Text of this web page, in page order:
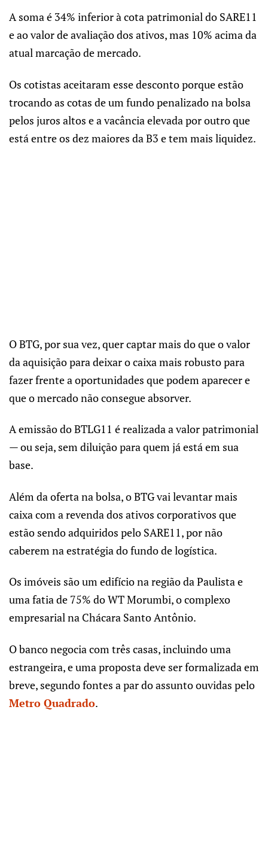
A soma é 34% inferior à cota patrimonial do SARE11
e ao valor de avaliação dos ativos, mas 10% acima da
atual marcação de mercado.
Os cotistas aceitaram esse desconto porque estão
trocando as cotas de um fundo penalizado na bolsa
pelos juros altos e a vacância elevada por outro que
está entre os dez maiores da B3 e tem mais liquidez.
O BTG, por sua vez, quer captar mais do que o valor
da aquisição para deixar o caixa mais robusto para
fazer frente a oportunidades que podem aparecer e
que o mercado não consegue absorver.
A emissão do BTLG11 é realizada a valor patrimonial
— ou seja, sem diluição para quem já está em sua
base.
Além da oferta na bolsa, o BTG vai levantar mais
caixa com a revenda dos ativos corporativos que
estão sendo adquiridos pelo SARE11, por não
caberem na estratégia do fundo de logística.
Os imóveis são um edifício na região da Paulista e
uma fatia de 75% do WT Morumbi, o complexo
empresarial na Chácara Santo Antônio.
O banco negocia com três casas, incluindo uma
estrangeira, e uma proposta deve ser formalizada em
breve, segundo fontes a par do assunto ouvidas pelo
Metro Quadrado.